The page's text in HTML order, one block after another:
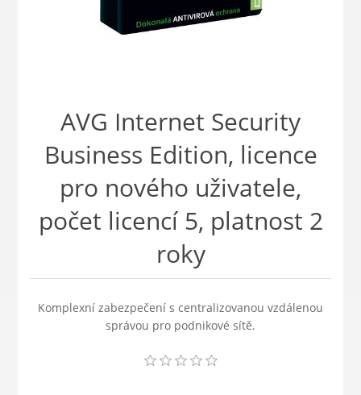
AVG Internet Security
Business Edition, licence
pro nového uživatele,
počet licencí 5, platnost 2
roky
Komplexní zabezpečení s centralizovanou vzdálenou
správou pro podnikové sítě.